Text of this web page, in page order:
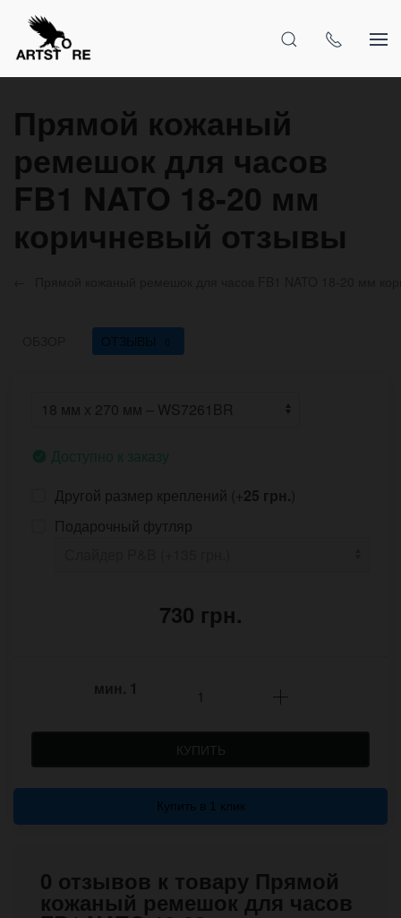
Прямой кожаный
ремешок для часов
FB1 NATO 18-20 мм
коричневый отзывы
ОТЗЫВЫ 0
Доступно к заказу
Другой размер креплений (+25 грн.)
Подарочный футляр
730 грн.
мин. 1
КУПИТЬ
Купить в 1 клик
0 отзывов к товару Прямой
кожаный ремешок для часов